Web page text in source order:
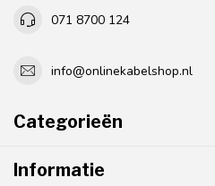
071 8700 124
info@onlinekabelshop.nl
Categorieën
Informatie